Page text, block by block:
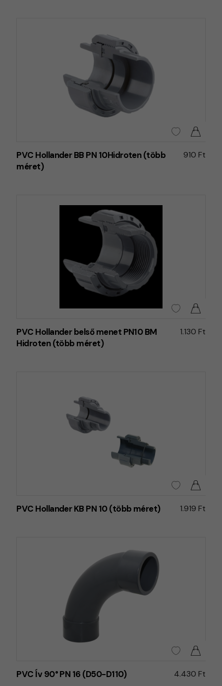
PVC Hollander BB PN 10Hidroten (több
méret)
910 Ft
PVC Hollander belső menet PN10 BM
Hidroten (több méret)
1.130 Ft
PVC Hollander KB PN 10 (több méret) 1.919 Ft
PVC Ív 90° PN 16 (D50-D110) 4.430 Ft